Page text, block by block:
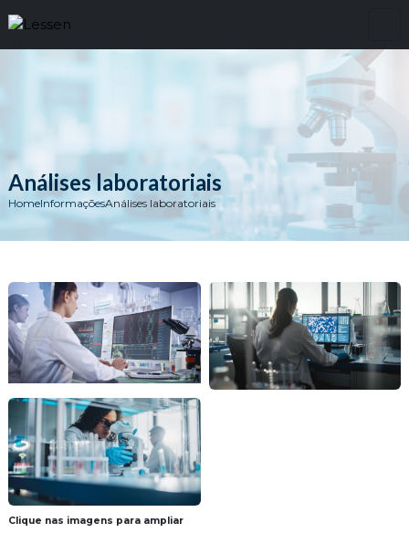
Análises laboratoriais
HomeInformaçõesAnálises laboratoriais
Clique nas imagens para ampliar